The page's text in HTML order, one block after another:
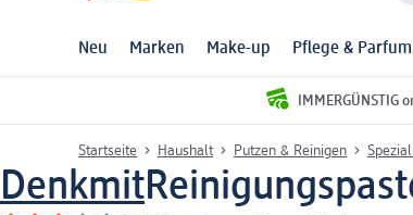
Neu Marken Make-up Pflege & Parfum
Startseite Haushalt Putzen & Reinigen
Denkmit